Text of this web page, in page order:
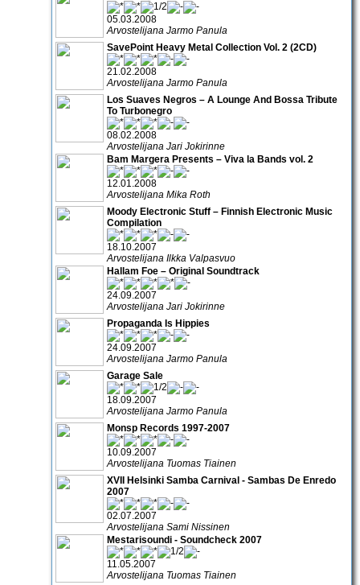
05.03.2008
Arvostelijana Jarmo Panula
SavePoint Heavy Metal Collection Vol. 2 (2CD)
21.02.2008
Arvostelijana Jarmo Panula
Los Suaves Negros – A Lounge And Bossa Tribute
To Turbonegro
08.02.2008
Arvostelijana Jari Jokirinne
Bam Margera Presents – Viva la Bands vol. 2
12.01.2008
Arvostelijana Mika Roth
Moody Electronic Stuff – Finnish Electronic Music
Compilation
18.10.2007
Arvostelijana Ilkka Valpasvuo
Hallam Foe – Original Soundtrack
24.09.2007
Arvostelijana Jari Jokirinne
Propaganda Is Hippies
24.09.2007
Arvostelijana Jarmo Panula
Garage Sale
18.09.2007
Arvostelijana Jarmo Panula
Monsp Records 1997-2007
10.09.2007
Arvostelijana Tuomas Tiainen
XVII Helsinki Samba Carnival - Sambas De Enredo
2007
02.07.2007
Arvostelijana Sami Nissinen
Mestarisoundi - Soundcheck 2007
11.05.2007
Arvostelijana Tuomas Tiainen